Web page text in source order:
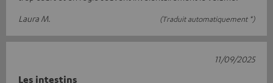
Laura M.
(Traduit automatiquement *)
Les intestins
11/09/2025